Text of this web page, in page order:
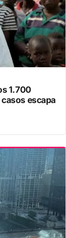
1.700
escapa